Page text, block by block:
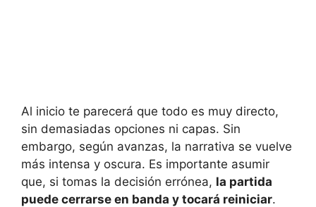
Al inicio te parecerá que todo es muy directo,
sin demasiadas opciones ni capas. Sin
embargo, según avanzas, la narrativa se vuelve
más intensa y oscura. Es importante asumir
que, si tomas la decisión errónea, la partida
puede cerrarse en banda y tocará reiniciar.